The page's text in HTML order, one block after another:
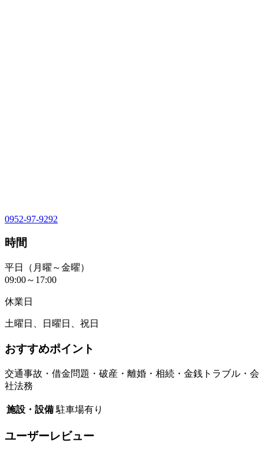
0952-97-9292
時間
平日（月曜～金曜）
09:00～17:00
休業日
土曜日、日曜日、祝日
おすすめポイント
交通事故・借金問題・破産・離婚・相続・金銭トラブル・会
社法務
施設・設備 駐車場有り
ユーザーレビュー